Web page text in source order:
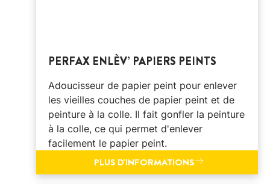
PERFAX ENLÈV’ PAPIERS PEINTS
Adoucisseur de papier peint pour enlever
les vieilles couches de papier peint et de
peinture à la colle. Il fait gonfler la peinture
à la colle, ce qui permet d'enlever
facilement le papier peint.
PLUS D'INFORMATIONS